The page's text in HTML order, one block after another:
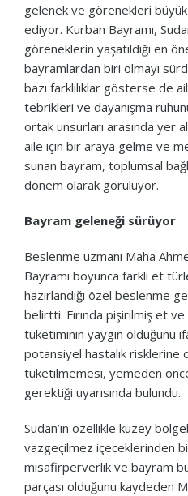
gelenek ve görenekleri
ediyor. Kurban Bayramı,
göreneklerin yaşatıldığı en
bayramlardan biri olmayı
bazı farklılıklar gösterse de
tebrikleri ve dayanışma
ortak unsurları arasında yer
aile için bir araya gelme ve
sunan bayram, toplumsal
dönem olarak görülüyor.
Bayram geleneği sürüyor
Beslenme uzmanı Maha
Bayramı boyunca farklı et
hazırlandığı özel beslenme
belirtti. Fırında pişirilmiş et
tüketiminin yaygın olduğunu
potansiyel hastalık risklerine
tüketilmemesi, yemeden
gerektiği uyarısında bulundu.
Sudan’ın özellikle kuzey
vazgeçilmez içeceklerinden
misafirperverlik ve bayram
parçası olduğunu kaydeden